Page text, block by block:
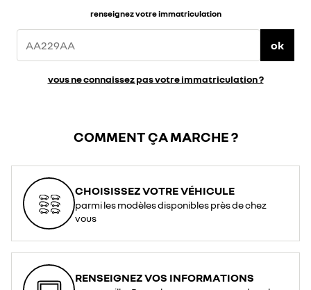
renseignez votre immatriculation
ok
vous ne connaissez pas votre immatriculation ?
COMMENT ÇA MARCHE ?
CHOISISSEZ VOTRE VÉHICULE
parmi les modèles disponibles près de chez
vous
RENSEIGNEZ VOS INFORMATIONS